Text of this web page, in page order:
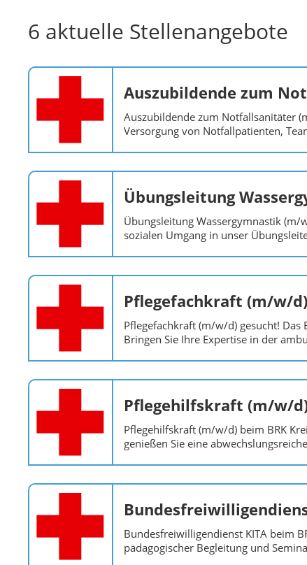
6 aktuelle Stellenangebote
Auszubildende zum
Auszubildende zum Notfallsanitäter
Versorgung von Notfallpatienten,
Übungsleitung
Übungsleitung Wassergymnastik (m/
sozialen Umgang in unser
Pflegefachkraft (m/w/d)
Pflegefachkraft (m/w/d) gesucht! Das
Bringen Sie Ihre Expertise in der
Pflegehilfskraft (m/w/
Pflegehilfskraft (m/w/d) beim BRK
genießen Sie eine
Bundesfreiwilligendienst KITA beim
pädagogischer Begleitung und